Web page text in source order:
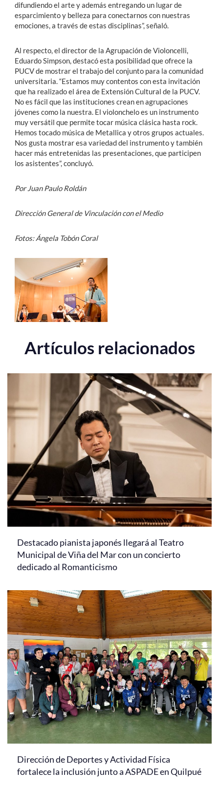
difundiendo el arte y además entregando un lugar de
esparcimiento y belleza para conectarnos con nuestras
emociones, a través de estas disciplinas”, señaló.
Al respecto, el director de la Agrupación de Violoncelli,
Eduardo Simpson, destacó esta posibilidad que ofrece la
PUCV de mostrar el trabajo del conjunto para la comunidad
universitaria. “Estamos muy contentos con esta invitación
que ha realizado el área de Extensión Cultural de la PUCV.
No es fácil que las instituciones crean en agrupaciones
jóvenes como la nuestra. El violonchelo es un instrumento
muy versátil que permite tocar música clásica hasta rock.
Hemos tocado música de Metallica y otros grupos actuales.
Nos gusta mostrar esa variedad del instrumento y también
hacer más entretenidas las presentaciones, que participen
los asistentes”, concluyó.
Por Juan Paulo Roldán
Dirección General de Vinculación con el Medio
Fotos: Ángela Tobón Coral
Artículos relacionados
Destacado pianista japonés llegará al Teatro
Municipal de Viña del Mar con un concierto
dedicado al Romanticismo
Dirección de Deportes y Actividad Física
fortalece la inclusión junto a ASPADE en Quilpué